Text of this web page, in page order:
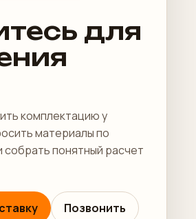
для
комплектацию у
материалы по
понятный расчет
Позвонить